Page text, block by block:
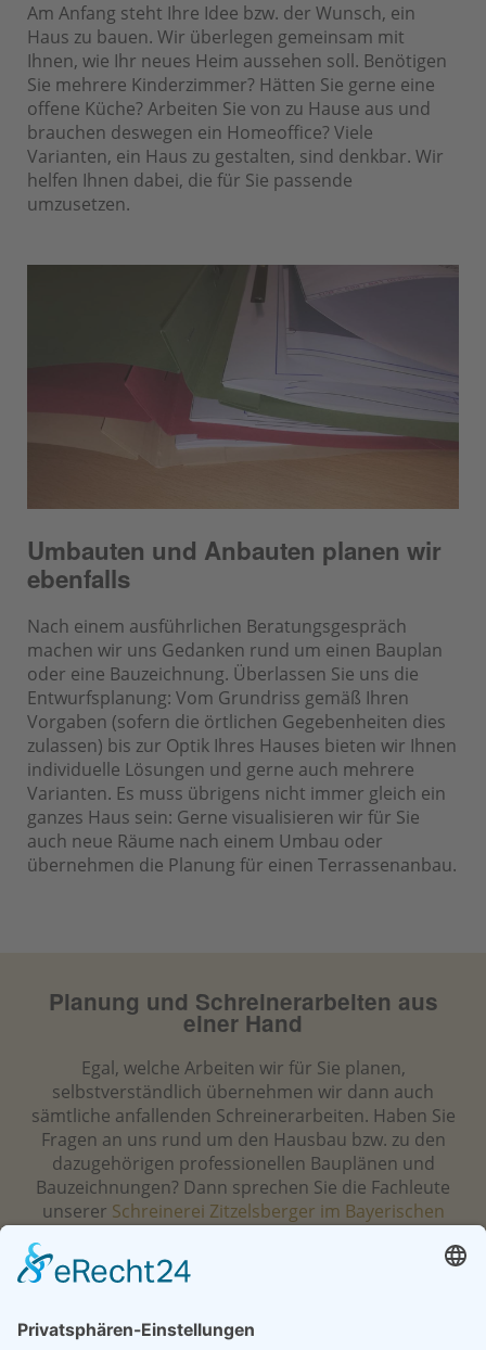
Am Anfang steht Ihre Idee bzw. der Wunsch, ein
Haus zu bauen. Wir überlegen gemeinsam mit
Ihnen, wie Ihr neues Heim aussehen soll. Benötigen
Sie mehrere Kinderzimmer? Hätten Sie gerne eine
offene Küche? Arbeiten Sie von zu Hause aus und
brauchen deswegen ein Homeoffice? Viele
Varianten, ein Haus zu gestalten, sind denkbar. Wir
helfen Ihnen dabei, die für Sie passende
umzusetzen.
Umbauten und Anbauten planen wir
ebenfalls
Nach einem ausführlichen Beratungsgespräch
machen wir uns Gedanken rund um einen Bauplan
oder eine Bauzeichnung. Überlassen Sie uns die
Entwurfsplanung: Vom Grundriss gemäß Ihren
Vorgaben (sofern die örtlichen Gegebenheiten dies
zulassen) bis zur Optik Ihres Hauses bieten wir Ihnen
individuelle Lösungen und gerne auch mehrere
Varianten. Es muss übrigens nicht immer gleich ein
ganzes Haus sein: Gerne visualisieren wir für Sie
auch neue Räume nach einem Umbau oder
übernehmen die Planung für einen Terrassenanbau.
Planung und Schreinerarbeiten aus
einer Hand
Egal, welche Arbeiten wir für Sie planen,
selbstverständlich übernehmen wir dann auch
sämtliche anfallenden Schreinerarbeiten. Haben Sie
Fragen an uns rund um den Hausbau bzw. zu den
dazugehörigen professionellen Bauplänen und
Bauzeichnungen? Dann sprechen Sie die Fachleute
unserer Schreinerei Zitzelsberger im Bayerischen